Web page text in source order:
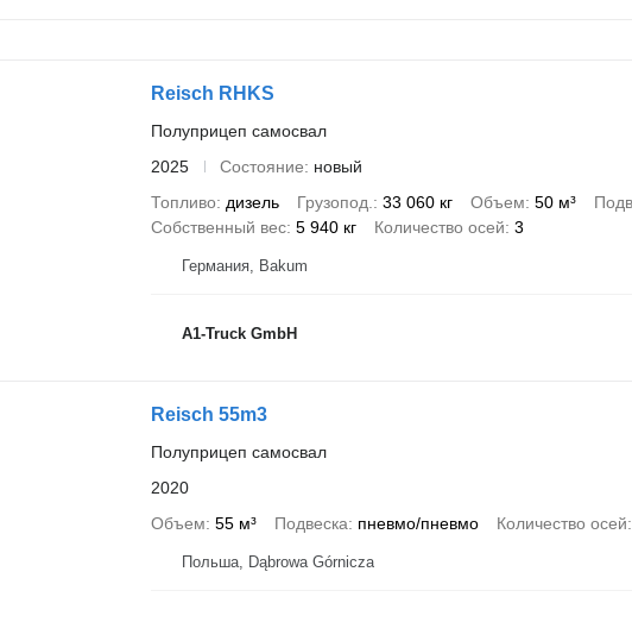
Reisch RHKS
Полуприцеп самосвал
2025
Состояние
новый
Топливо
дизель Грузопод. 33 060 кг Объем 50 м³
Собственный вес 5 940 кг Количество осей 3
Германия, Bakum
A1-Truck GmbH
Reisch 55m3
Полуприцеп самосвал
2020
Объем 55 м³ Подвеска пневмо/пневмо Количество осей
Польша, Dąbrowa Górnicza